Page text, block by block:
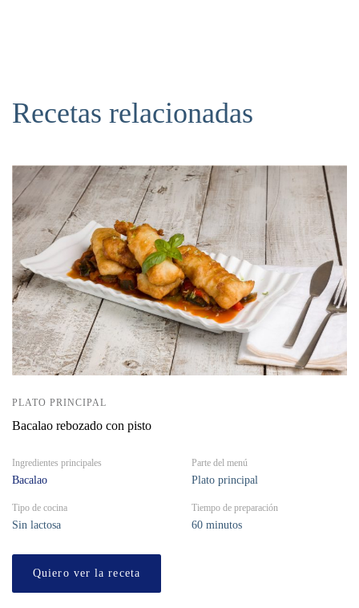
Recetas relacionadas
PLATO PRINCIPAL
Bacalao rebozado con pisto
Ingredientes principales
Bacalao
Tipo de cocina
Sin lactosa
Parte del menú
Plato principal
Tiempo de preparación
60 minutos
Quiero ver la receta